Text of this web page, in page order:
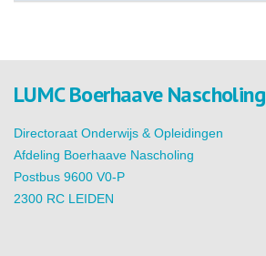
LUMC Boerhaave Nascholing
Directoraat Onderwijs & Opleidingen
Afdeling Boerhaave Nascholing
Postbus 9600 V0-P
2300 RC LEIDEN